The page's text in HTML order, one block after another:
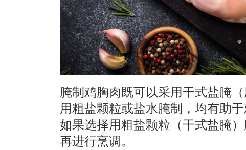
腌制鸡胸肉既可以采用干式盐腌
用粗盐颗粒或盐水腌制，均有助
如果选择用粗盐颗粒（干式盐腌
再进行烹调。